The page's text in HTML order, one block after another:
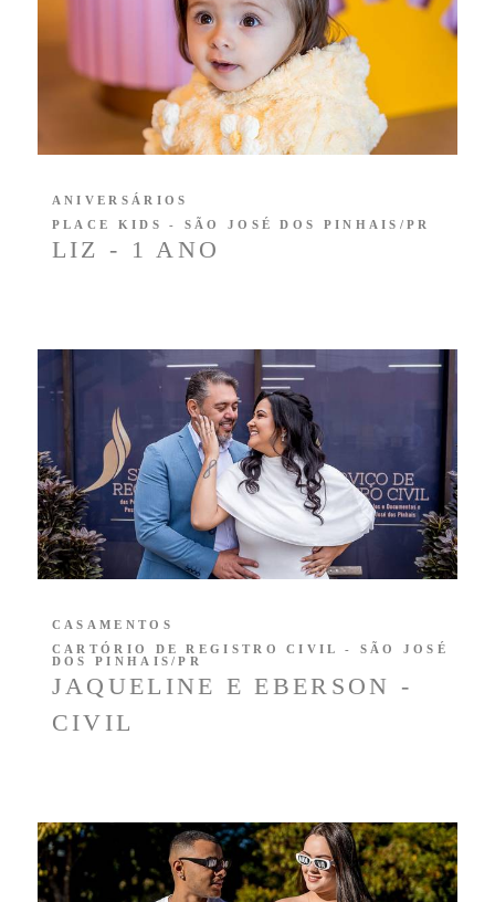
LIZ - 1 ANO
ANIVERSÁRIOS
PLACE KIDS - SÃO JOSÉ DOS PINHAIS/PR
JAQUELINE E EBERSON -
CIVIL
CASAMENTOS
CARTÓRIO DE REGISTRO CIVIL - SÃO JOSÉ
DOS PINHAIS/PR